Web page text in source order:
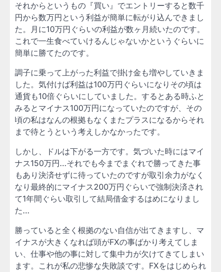
それからというもの『買い』でエントリーすると数千
円から数万円という利益が簡単に転がり込んできまし
た。月に10万円ぐらいの利益が数ヶ月続いたのです。
これで一生食べていけるんじゃないかというぐらいに
簡単に勝てたのです。
調子に乗って上がった利益で掛け金も増やしていきま
した。気付けば利益は100万円ぐらいになりその頃は
通貨も10倍ぐらいにしていました。するとある時ふと
みるとマイナス100万円になっていたのですが、その
頃の私はなんの根拠もなくまたプラスになるからそれ
まで待とうという考えしかなかったです。
しかし、ドルは下がる一方です。気づいた時にはマイ
ナス150万円…それでも今までまぐれで勝ってきた事
もあり決済せずに待っていたのですが取引余力がなく
なり最終的にマイナス200万円ぐらいで強制決済され
て1年間ぐらい取引して結局借金するはめになりまし
た…
勝っていると全く根拠のない自信が出てきますし、マ
イナスが大きくなれば頭がFXの事ばかり考えてしま
い、仕事や他の事に対して集中力が欠けてきてしまい
ます。これが私の悲惨な失敗談です。FXをはじめられ